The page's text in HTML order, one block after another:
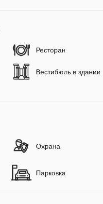
Ресторан
Вестибюль в здании
Охрана
Парковка